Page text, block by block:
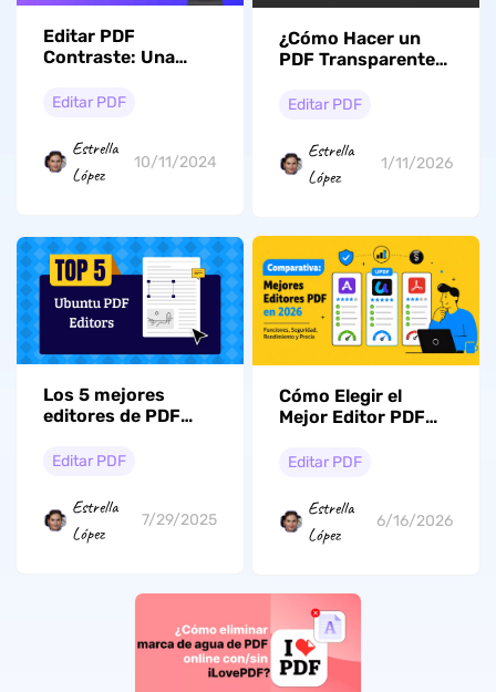
Editar PDF
Contraste: Una
Métodos
Editar PDF
Estrella
López
10/11/2024
¿Cómo Hacer un
PDF Transparente?
Editar PDF
Estrella
López
1/11/2026
Los 5 mejores
editores de PDF
y de pago):
principales
Editar PDF
Estrella
López
7/29/2025
Cómo Elegir el
Mejor Editor PDF
2026: Seguridad y
Fisuras
Editar PDF
Estrella
López
6/16/2026